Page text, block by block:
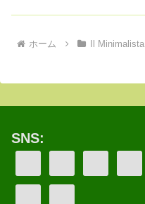
ホーム Il Minimalista
SNS: